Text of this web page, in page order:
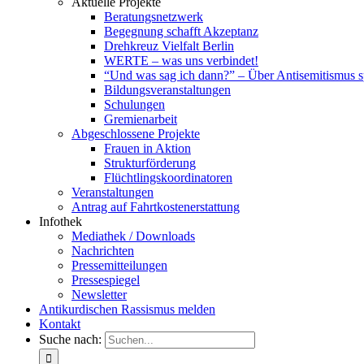
Beratungsnetzwerk
Begegnung schafft Akzeptanz
Drehkreuz Vielfalt Berlin
WERTE – was uns verbindet!
“Und was sag ich dann?” – Über Antisemitismus
Bildungsveranstaltungen
Schulungen
Gremienarbeit
Abgeschlossene Projekte
Frauen in Aktion
Strukturförderung
Flüchtlingskoordinatoren
Veranstaltungen
Antrag auf Fahrtkostenerstattung
Infothek
Mediathek / Downloads
Nachrichten
Pressemitteilungen
Pressespiegel
Newsletter
Antikurdischen Rassismus melden
Kontakt
Suche nach: